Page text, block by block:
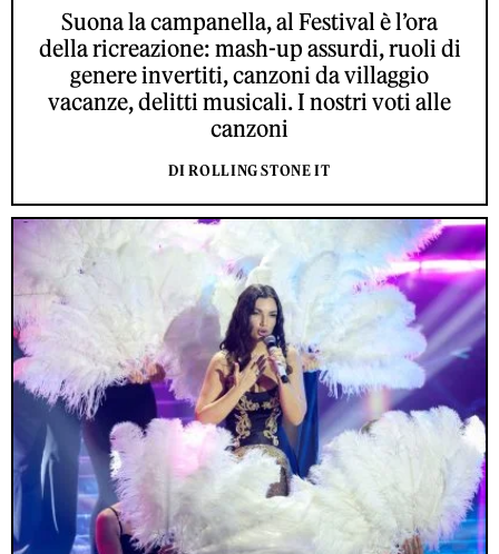
Suona la campanella, al Festival è l’ora
della ricreazione: mash-up assurdi, ruoli di
genere invertiti, canzoni da villaggio
vacanze, delitti musicali. I nostri voti alle
canzoni
DI ROLLING STONE IT